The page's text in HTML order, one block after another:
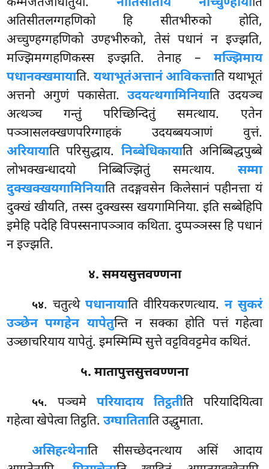
अतिसीतलग्गहणिको हि सीतभीरुको होति,
अच्चुण्हग्गहणिको उण्हभीरुको, तेसं पधानं न इज्झति,
मज्झिमग्गहणिकस्स इज्झति. तेनाह – मज्झिमाय
पधानक्खमायाति. यथाभूतंअत्तानं आविकत्ताति यथाभूतं
अत्तनो अगुणं पकासेता.उदयत्थगामिनियाति उदयञ्च
अत्थञ्च गन्तुं परिच्छिन्दितुं समत्थाय. एतेन
पञ्ञासलक्खणपरिग्गाहकं उदयब्बयञाणं वुत्तं.
अरियायाति परिसुद्धाय. निब्बेधिकायाति अनिब्बिद्धपुब्बे
लोभक्खन्धादयो निब्बिज्झितुं समत्थाय. सम्मा
दुक्खक्खयगामिनियाति तदङ्गवसेन किलेसानं पहीनत्ता यं
दुक्खं खीयति, तस्स दुक्खस्स खयगामिनिया. इति सब्बेहिपि
इमेहि पदेहि विपस्सनापञ्ञाव कथिता. दुप्पञ्ञस्स हि पधानं
न इज्झति.
४. समयसुत्तवण्णना
५४. चतुत्थे पधानायाति वीरियकरणत्थाय. न सुकरं
उञ्छेन पग्गहेन यापेतुन्ति न सक्का होति पत्तं गहेत्वा
उञ्छाचरियाय यापेतुं. इमस्मिम्पि सुत्ते वट्टविवट्टमेव कथितं.
५. मातापुत्तसुत्तवण्णना
५५. पञ्चमे परियादाय तिट्ठतीति परियादियित्वा
गहेत्वा खेपेत्वा तिट्ठति.उग्घातिताति उद्धुमाता.
असिहत्थेनाति सीसच्छेदनत्थाय असिं आदाय